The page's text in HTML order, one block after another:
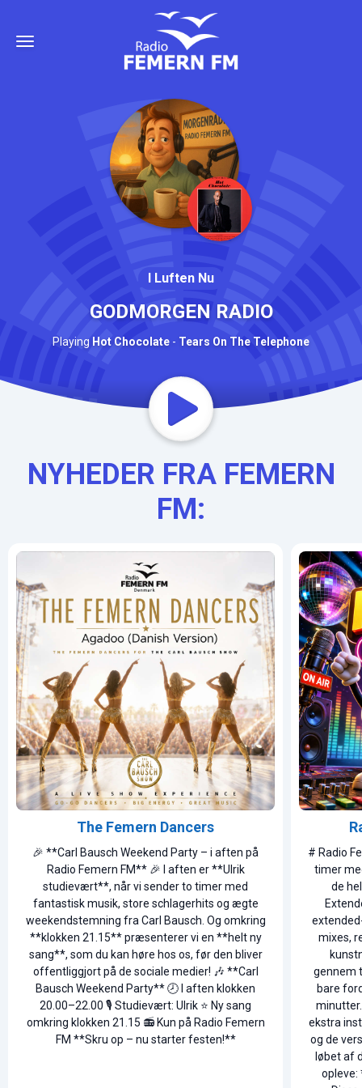
I Luften Nu
GODMORGEN RADIO
Playing Hot Chocolate - Tears On The Telephone
NYHEDER FRA FEMERN
FM:
The Femern Dancers
🎉 **Carl Bausch Weekend Party – i aften på
Radio Femern FM** 🎉 I aften er **Ulrik
studievært**, når vi sender to timer med
fantastisk musik, store schlagerhits og ægte
weekendstemning fra Carl Bausch. Og omkring
**klokken 21.15** præsenterer vi en **helt ny
sang**, som du kan høre hos os, før den bliver
offentliggjort på de sociale medier! 🎶 **Carl
Bausch Weekend Party** 🕗 I aften klokken
20.00–22.00 🎙️ Studievært: Ulrik ⭐ Ny sang
omkring klokken 21.15 📻 Kun på Radio Femern
FM **Skru op – nu starter festen!**
# Radio
timer
de
mixes,
gennem
bare
ekstra
og de
løbet af
opleve: